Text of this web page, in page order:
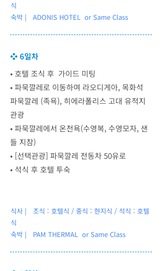
식
숙박 | ADONIS HOTEL or Same Class
❖ 6일차
• 호텔 조식 후 가이드 미팅
• 파묵깔레로 이동하여 라오디게아, 목화석
파묵깔레 (족욕), 히에라폴리스 고대 유적지
관광
• 파묵깔레에서 온천욕(수영복, 수영모자, 샌
들 지참)
• [선택관광] 파묵깔레 전동차 50유로
• 석식 후 호텔 투숙
식사 | 조식 : 호텔식 / 중식 : 현지식 / 석식 : 호텔
식
숙박 | PAM THERMAL or Same Class